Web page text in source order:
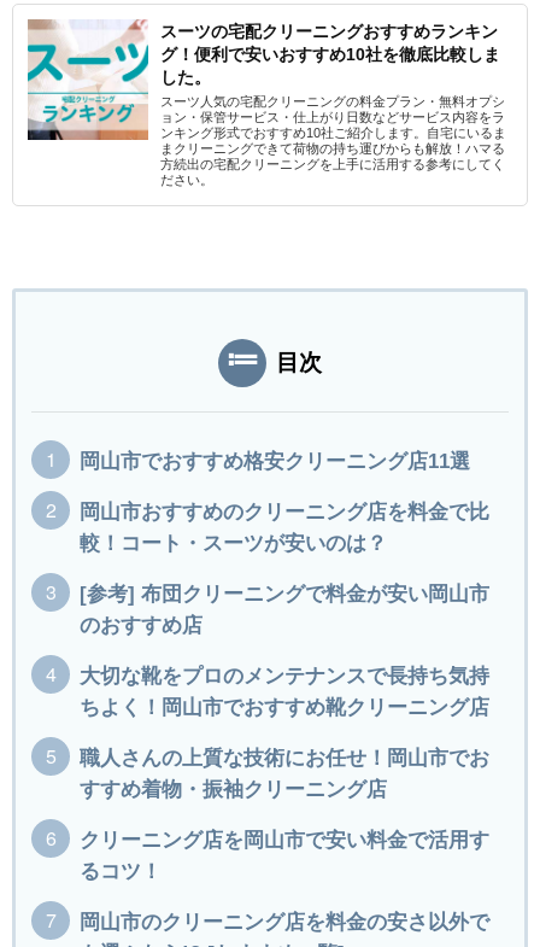
スーツの宅配クリーニングおすすめランキン
グ！便利で安いおすすめ10社を徹底比較しま
した。
スーツ人気の宅配クリーニングの料金プラン・無料オプシ
ョン・保管サービス・仕上がり日数などサービス内容をラ
ンキング形式でおすすめ10社ご紹介します。自宅にいるま
まクリーニングできて荷物の持ち運びからも解放！ハマる
方続出の宅配クリーニングを上手に活用する参考にしてく
ださい。
目次
岡山市でおすすめ格安クリーニング店11選
岡山市おすすめのクリーニング店を料金で比
較！コート・スーツが安いのは？
[参考] 布団クリーニングで料金が安い岡山市
のおすすめ店
大切な靴をプロのメンテナンスで長持ち気持
ちよく！岡山市でおすすめ靴クリーニング店
職人さんの上質な技術にお任せ！岡山市でお
すすめ着物・振袖クリーニング店
クリーニング店を岡山市で安い料金で活用す
るコツ！
岡山市のクリーニング店を料金の安さ以外で